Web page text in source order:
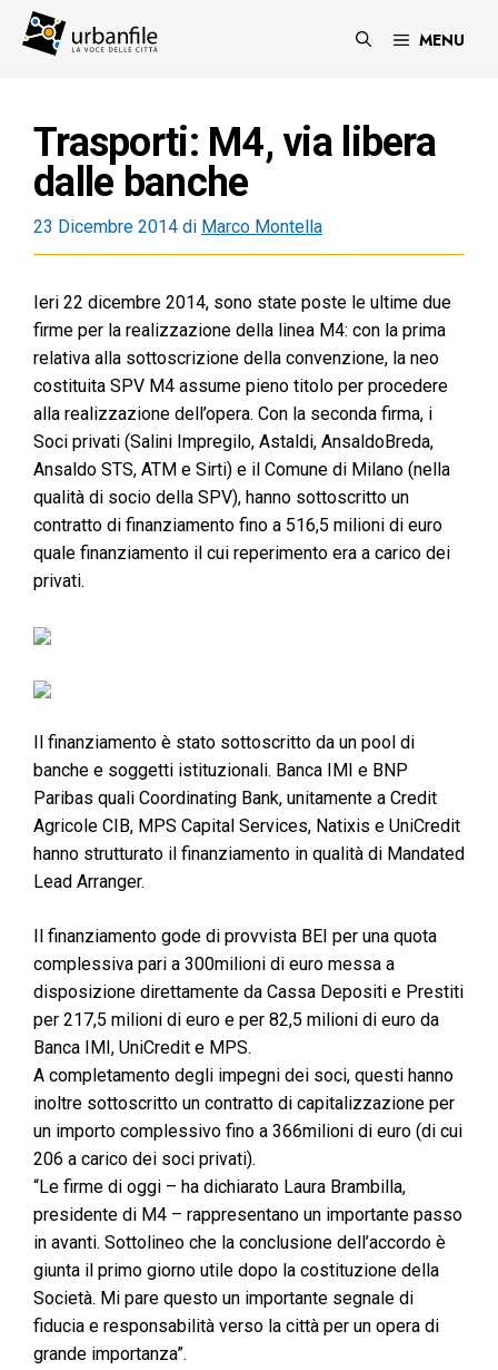
MENU
Trasporti: M4, via libera
dalle banche
23 Dicembre 2014 di Marco Montella
Ieri 22 dicembre 2014, sono state poste le ultime due
firme per la realizzazione della linea M4: con la prima
relativa alla sottoscrizione della convenzione, la neo
costituita SPV M4 assume pieno titolo per procedere
alla realizzazione dell’opera. Con la seconda firma, i
Soci privati (Salini Impregilo, Astaldi, AnsaldoBreda,
Ansaldo STS, ATM e Sirti) e il Comune di Milano (nella
qualità di socio della SPV), hanno sottoscritto un
contratto di finanziamento fino a 516,5 milioni di euro
quale finanziamento il cui reperimento era a carico dei
privati.
Il finanziamento è stato sottoscritto da un pool di
banche e soggetti istituzionali. Banca IMI e BNP
Paribas quali Coordinating Bank, unitamente a Credit
Agricole CIB, MPS Capital Services, Natixis e UniCredit
hanno strutturato il finanziamento in qualità di Mandated
Lead Arranger.
Il finanziamento gode di provvista BEI per una quota
complessiva pari a 300milioni di euro messa a
disposizione direttamente da Cassa Depositi e Prestiti
per 217,5 milioni di euro e per 82,5 milioni di euro da
Banca IMI, UniCredit e MPS.
A completamento degli impegni dei soci, questi hanno
inoltre sottoscritto un contratto di capitalizzazione per
un importo complessivo fino a 366milioni di euro (di cui
206 a carico dei soci privati).
“Le firme di oggi – ha dichiarato Laura Brambilla,
presidente di M4 – rappresentano un importante passo
in avanti. Sottolineo che la conclusione dell’accordo è
giunta il primo giorno utile dopo la costituzione della
Società. Mi pare questo un importante segnale di
fiducia e responsabilità verso la città per un opera di
grande importanza”.